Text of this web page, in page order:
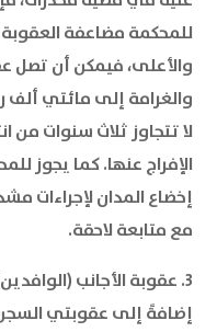
للمحكمة مضاعفة
والأعلى، فيمكن أن تصل
والغرامة إلى مائتي ألف
لا تتجاوز ثلاث سنوات من
الإفراج عنها. كما يجوز
إخضاع المدان لإجراءات
مع متابعة لاحقة.
3. عقوبة الأجانب (الوافدين) في الرياض